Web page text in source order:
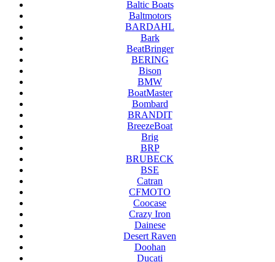
Baltic Boats
Baltmotors
BARDAHL
Bark
BeatBringer
BERING
Bison
BMW
BoatMaster
Bombard
BRANDIT
BreezeBoat
Brig
BRP
BRUBECK
BSE
Catran
CFMOTO
Coocase
Crazy Iron
Dainese
Desert Raven
Doohan
Ducati